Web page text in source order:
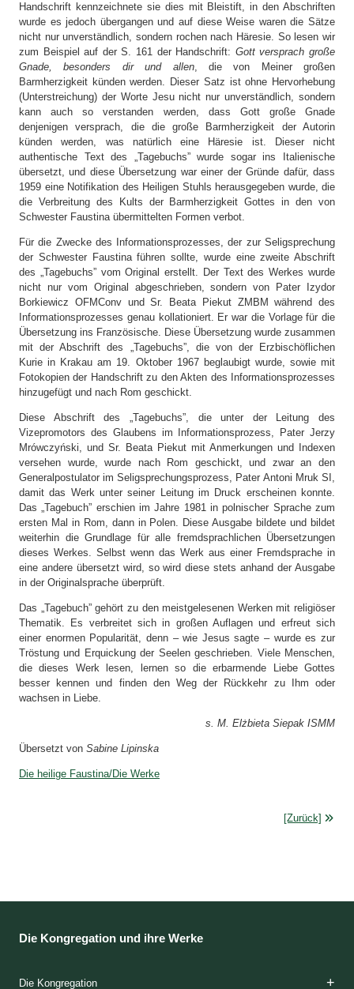
Handschrift kennzeichnete sie dies mit Bleistift, in den Abschriften
wurde es jedoch übergangen und auf diese Weise waren die Sätze
nicht nur unverständlich, sondern rochen nach Häresie. So lesen wir
zum Beispiel auf der S. 161 der Handschrift: Gott versprach große
Gnade, besonders dir und allen, die von Meiner großen
Barmherzigkeit künden werden. Dieser Satz ist ohne Hervorhebung
(Unterstreichung) der Worte Jesu nicht nur unverständlich, sondern
kann auch so verstanden werden, dass Gott große Gnade
denjenigen versprach, die die große Barmherzigkeit der Autorin
künden werden, was natürlich eine Häresie ist. Dieser nicht
authentische Text des „Tagebuchs” wurde sogar ins Italienische
übersetzt, und diese Übersetzung war einer der Gründe dafür, dass
1959 eine Notifikation des Heiligen Stuhls herausgegeben wurde, die
die Verbreitung des Kults der Barmherzigkeit Gottes in den von
Schwester Faustina übermittelten Formen verbot.
Für die Zwecke des Informationsprozesses, der zur Seligsprechung
der Schwester Faustina führen sollte, wurde eine zweite Abschrift
des „Tagebuchs” vom Original erstellt. Der Text des Werkes wurde
nicht nur vom Original abgeschrieben, sondern von Pater Izydor
Borkiewicz OFMConv und Sr. Beata Piekut ZMBM während des
Informationsprozesses genau kollationiert. Er war die Vorlage für die
Übersetzung ins Französische. Diese Übersetzung wurde zusammen
mit der Abschrift des „Tagebuchs”, die von der Erzbischöflichen
Kurie in Krakau am 19. Oktober 1967 beglaubigt wurde, sowie mit
Fotokopien der Handschrift zu den Akten des Informationsprozesses
hinzugefügt und nach Rom geschickt.
Diese Abschrift des „Tagebuchs”, die unter der Leitung des
Vizepromotors des Glaubens im Informationsprozess, Pater Jerzy
Mrówczyński, und Sr. Beata Piekut mit Anmerkungen und Indexen
versehen wurde, wurde nach Rom geschickt, und zwar an den
Generalpostulator im Seligsprechungsprozess, Pater Antoni Mruk SI,
damit das Werk unter seiner Leitung im Druck erscheinen konnte.
Das „Tagebuch” erschien im Jahre 1981 in polnischer Sprache zum
ersten Mal in Rom, dann in Polen. Diese Ausgabe bildete und bildet
weiterhin die Grundlage für alle fremdsprachlichen Übersetzungen
dieses Werkes. Selbst wenn das Werk aus einer Fremdsprache in
eine andere übersetzt wird, so wird diese stets anhand der Ausgabe
in der Originalsprache überprüft.
Das „Tagebuch” gehört zu den meistgelesenen Werken mit religiöser
Thematik. Es verbreitet sich in großen Auflagen und erfreut sich
einer enormen Popularität, denn – wie Jesus sagte – wurde es zur
Tröstung und Erquickung der Seelen geschrieben. Viele Menschen,
die dieses Werk lesen, lernen so die erbarmende Liebe Gottes
besser kennen und finden den Weg der Rückkehr zu Ihm oder
wachsen in Liebe.
s. M. Elżbieta Siepak ISMM
Übersetzt von Sabine Lipinska
Die heilige Faustina/Die Werke
[Zurück]
Die Kongregation und ihre Werke
Die Kongregation